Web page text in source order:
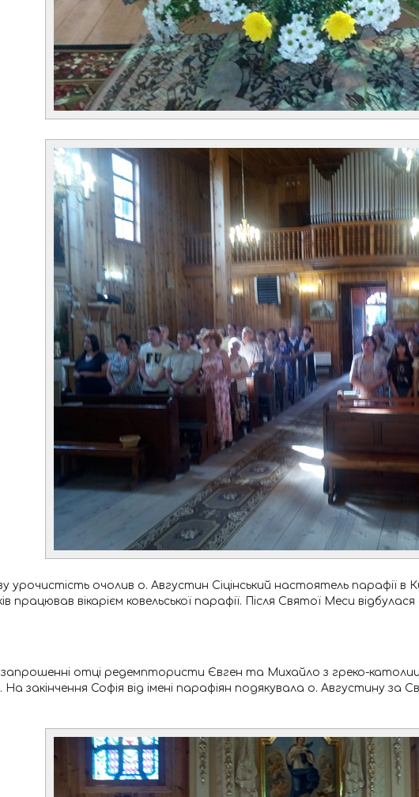
урочистість очолив о. Августин Сіцінський настоятель парафії в
працював вікарієм ковельської парафії. Після Святої Меси
отці редемптористи Євген та Михайло з греко-
закінчення Софія від імені парафіян подякувала о. Августину за